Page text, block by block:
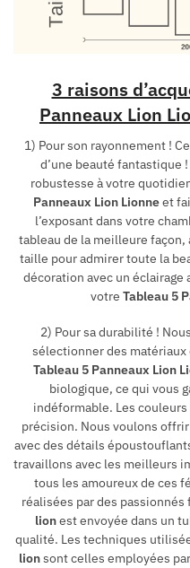
3 raisons
Panneaux Lion
1) Pour son rayonnement ! Ce
d’une beauté fantastique
robustesse à votre
Panneaux Lion Lionneet
l’exposant dans votre
tableau de la meilleure façon,
taille pour admirer toute la
décoration avec un
votre Tableau 5
2) Pour sa durabilité !
sélectionner des matériaux
Tableau 5 Panneaux Lion
biologique, ce qui vous
indéformable. Les
précision. Nous voulons
avec des détails
travaillons avec les meilleurs
tous les amoureux de ces
réalisées par des passionnés
lionest envoyée dans un
qualité. Les techniques
lionsont celles employées